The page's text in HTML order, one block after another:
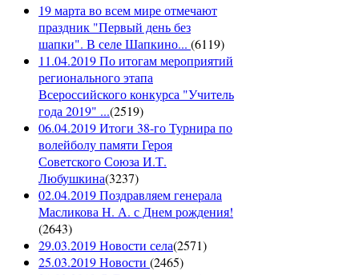
19 марта во всем мире отмечают
праздник "Первый день без
шапки". В селе Шапкино... (6119)
11.04.2019 По итогам мероприятий
регионального этапа
Всероссийского конкурса "Учитель
года 2019" ...(2519)
06.04.2019 Итоги 38-го Турнира по
волейболу памяти Героя
Советского Союза И.Т.
Любушкина(3237)
02.04.2019 Поздравляем генерала
Масликова Н. А. с Днем рождения!
(2643)
29.03.2019 Новости села(2571)
25.03.2019 Новости (2465)